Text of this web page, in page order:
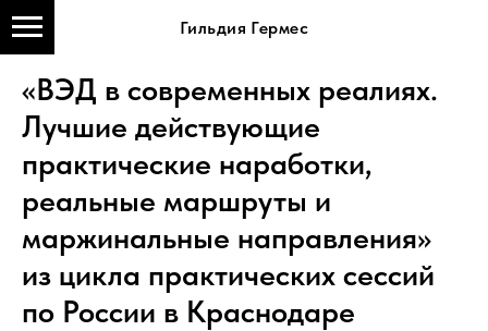
Гильдия Гермес
«ВЭД в современных реалиях.
Лучшие действующие
практические наработки,
реальные маршруты и
маржинальные направления»
из цикла практических сессий
по России в Краснодаре